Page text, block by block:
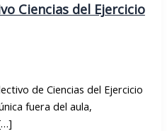
Ciencias del Ejercicio
de Ciencias del Ejercicio
fuera del aula,